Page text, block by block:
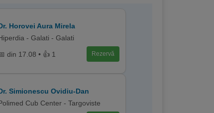
Horovei Aura Mirela
- Galati - Galati
din 17.08 • 👍 1 Rezervă
Simionescu Ovidiu-Dan
Cub Center - Targoviste